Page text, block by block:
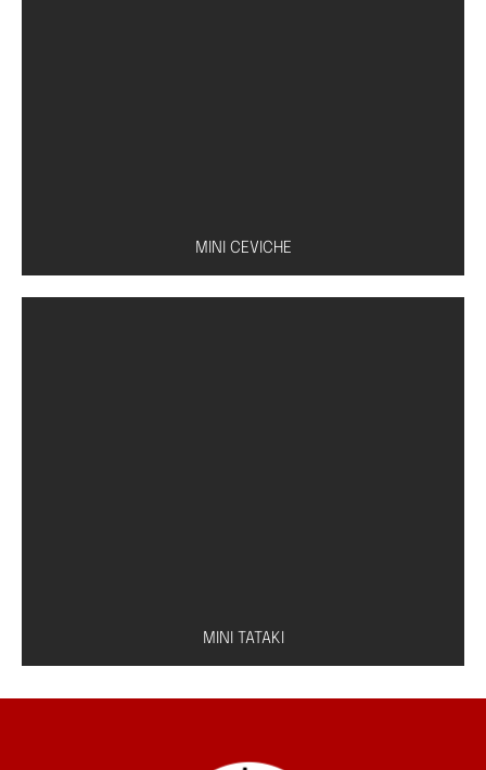
MINI CEVICHE
MINI TATAKI